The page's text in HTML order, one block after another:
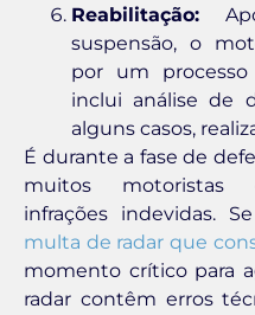
Reabilitação:
suspensão, o
por um
inclui análise de
alguns casos,
É durante a fase de
muitos motoristas
infrações indevidas.
multa de radar que
momento crítico para
radar contêm erros